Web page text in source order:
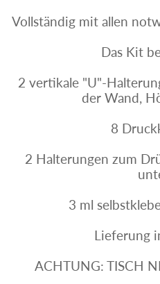
Vollständig mit allen
Das Kit
2 vertikale "U"-
der Wand,
8
2 Halterungen zum
3 ml
Lieferung
ACHTUNG: TISCH